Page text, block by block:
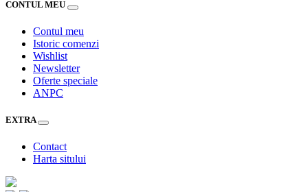
CONTUL MEU
Contul meu
Istoric comenzi
Wishlist
Newsletter
Oferte speciale
ANPC
EXTRA
Contact
Harta sitului